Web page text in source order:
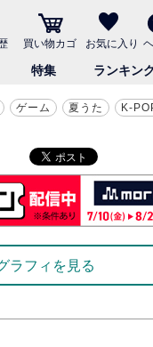
買い物カゴ お気に入り
特集 ランキン
ゲーム 夏うた K-
ラフィを見る